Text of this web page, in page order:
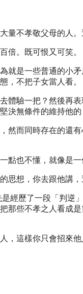
量不孝敬父母的人
倍。既可恨又可笑。
就是一些普通的小
，不把子女當人看。
體驗一把？然後再
決無條件的維持他的
然而同時存在的還
點也不懂，就像是
思想，你去跟他講
經歷了一段「判逆
那些不孝之人看成
，這樣你只會招來